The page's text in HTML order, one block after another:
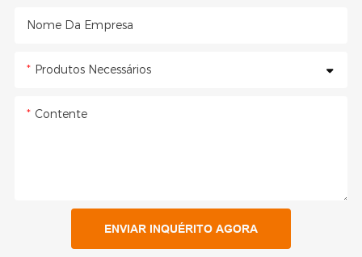
Nome Da Empresa
Produtos Necessários
Contente
ENVIAR INQUÉRITO AGORA